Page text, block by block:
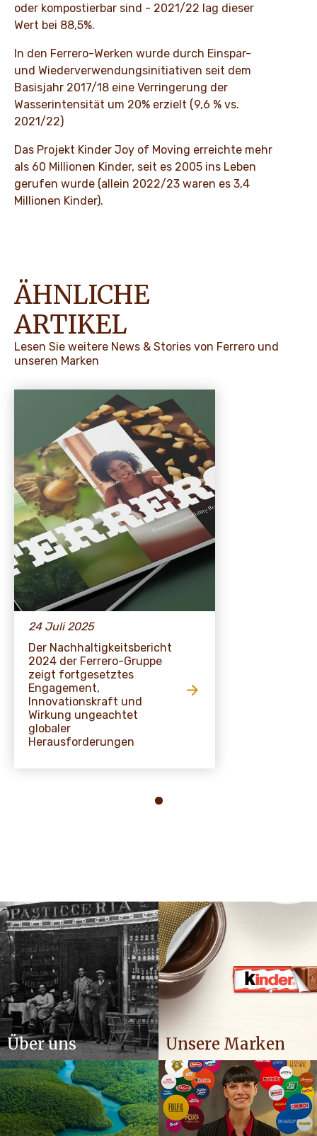
oder kompostierbar sind - 2021/22 lag dieser
Wert bei 88,5%.
In den Ferrero-Werken wurde durch Einspar-
und Wiederverwendungsinitiativen seit dem
Basisjahr 2017/18 eine Verringerung der
Wasserintensität um 20% erzielt (9,6 % vs.
2021/22)
Das Projekt Kinder Joy of Moving erreichte mehr
als 60 Millionen Kinder, seit es 2005 ins Leben
gerufen wurde (allein 2022/23 waren es 3,4
Millionen Kinder).
ÄHNLICHE
ARTIKEL
Lesen Sie weitere News & Stories von Ferrero und
unseren Marken
24 Juli 2025
Der Nachhaltigkeitsbericht
2024 der Ferrero-Gruppe
zeigt fortgesetztes
Engagement,
Innovationskraft und
Wirkung ungeachtet
globaler
Herausforderungen
Über uns Unsere Marken